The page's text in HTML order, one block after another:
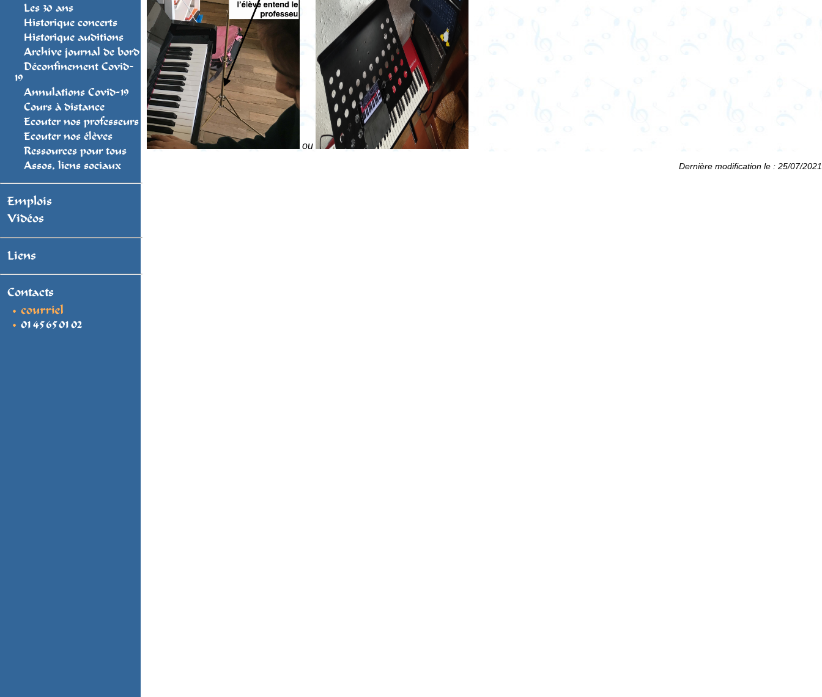
Les 30 ans
Historique concerts
Historique auditions
Archive journal de bord
Déconfinement Covid-
19
Annulations Covid-19
Cours à distance
Ecouter nos professeurs
Ecouter nos élèves
Ressources pour tous
Assos, liens sociaux
Emplois
Vidéos
Liens
Contacts
ou
Dernière modification le : 25/07/2021